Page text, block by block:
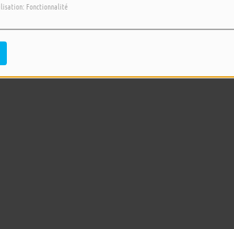
Fonctionnalité